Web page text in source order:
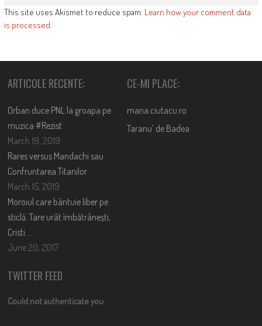
This site uses Akismet to reduce spam. Learn how your comment data
is processed.
ARTICOLE RECENTE:
Orban duce PNL la groapa pe
muzica #Rezist
March 19, 2019
Rares versus Mandachi sau
Confruntarea Titanilor
March 15, 2019
Moroiul care bântuie liber pe
sticlă. Tare urât îmbătrânești,
Cristi….
June 20, 2017
CE-MI PLACE:
mana.ciutacu.ro
Taranu’ de Badea
TWITTER FEED
Could not authenticate you.